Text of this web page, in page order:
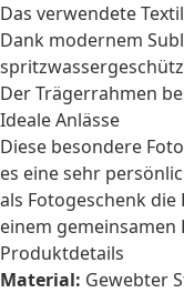
Das verwendete
Dank modernem
Der Trägerrahmen
Ideale Anlässe
Diese besondere
es eine sehr
als Fotogeschenk die
einem gemeinsamen
Produktdetails
Material: Gewebter